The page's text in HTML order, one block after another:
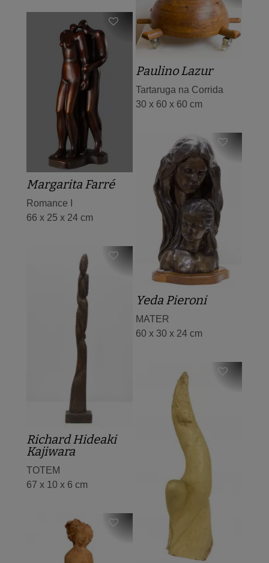
Paulino Lazur
Tartaruga na Corrida
30 x 60 x 60 cm
Margarita Farré
Romance I
66 x 25 x 24 cm
Yeda Pieroni
MATER
60 x 30 x 24 cm
Richard Hideaki
Kajiwara
TOTEM
67 x 10 x 6 cm